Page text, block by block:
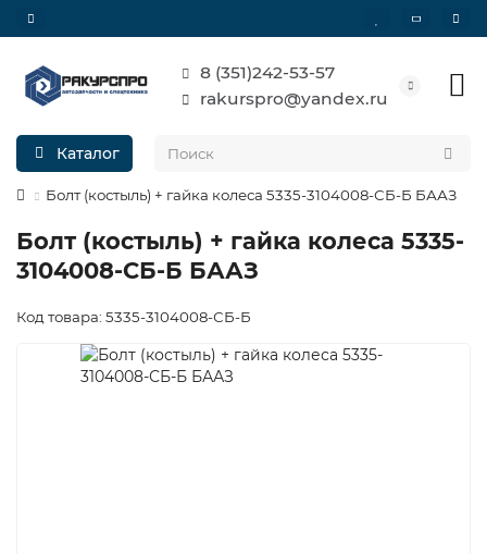
8 (351)242-53-57
rakurspro@yandex.ru
Каталог
Болт (костыль) + гайка колеса 5335-3104008-СБ-Б БААЗ
Болт (костыль) + гайка колеса 5335-
3104008-СБ-Б БААЗ
Код товара: 5335-3104008-СБ-Б